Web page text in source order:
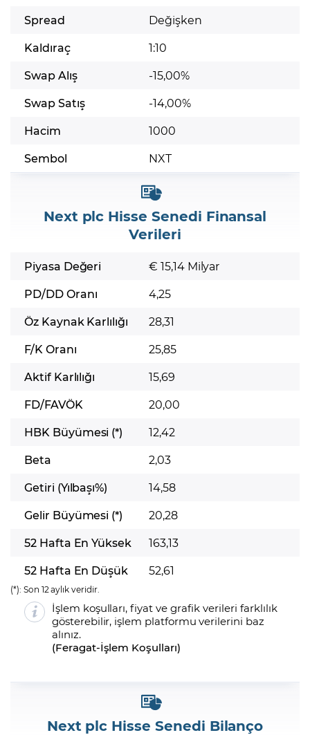
Spread
Değişken
Kaldıraç
1:10
Swap Alış
-15,00%
Swap Satış
-14,00%
Hacim
1000
Sembol
NXT
Next plc Hisse Senedi Finansal
Verileri
Piyasa Değeri
€ 15,14 Milyar
PD/DD Oranı
4,25
Öz Kaynak Karlılığı
28,31
F/K Oranı
25,85
Aktif Karlılığı
15,69
FD/FAVÖK
20,00
HBK Büyümesi (*)
12,42
Beta
2,03
Getiri (Yılbaşı%)
14,58
Gelir Büyümesi (*)
20,28
52 Hafta En Yüksek
163,13
52 Hafta En Düşük
52,61
(*): Son 12 aylık veridir.
İşlem koşulları, fiyat ve grafik verileri farklılık
gösterebilir, işlem platformu verilerini baz
alınız.
(Feragat-İşlem Koşulları)
Next plc Hisse Senedi Bilanço